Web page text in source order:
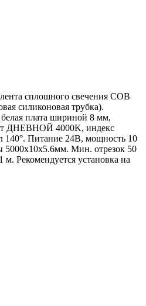
сплошного свечения COB
силиконовая трубка).
плата шириной 8 мм,
ДНЕВНОЙ 4000K, индекс
140°. Питание 24В, мощность 10
5000x10x5.6мм. Мин. отрезок 50
Рекомендуется установка на